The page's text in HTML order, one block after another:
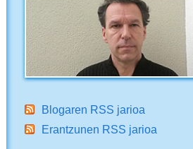
Blogaren RSS jarioa
Erantzunen RSS jarioa